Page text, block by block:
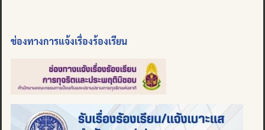
ช่องทางการแจ้งเรื่องร้องเรียน